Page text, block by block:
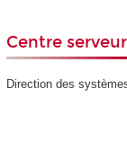
Centre serveur
Direction des